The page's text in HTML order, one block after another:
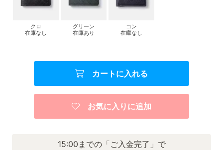
クロ
在庫なし
グリーン
在庫あり
コン
在庫なし
カートに入れる
お気に入りに追加
15:00までの「ご入金完了」で